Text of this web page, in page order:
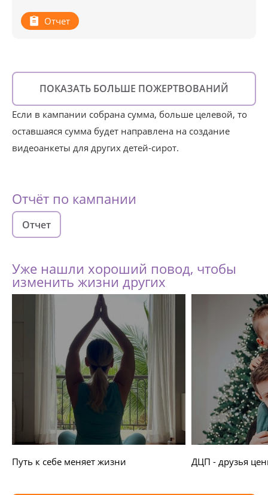
Отчет
ПОКАЗАТЬ БОЛЬШЕ ПОЖЕРТВОВАНИЙ
Если в кампании собрана сумма, больше целевой, то
оставшаяся сумма будет направлена на создание
видеоанкеты для других детей-сирот.
Отчёт по кампании
Отчет
Уже нашли хороший повод, чтобы
изменить жизни других
Путь к себе меняет жизни ДЦП - друзья